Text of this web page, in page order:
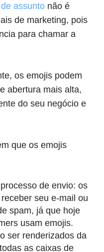
assunto não é
de marketing, pois
para chamar a
os emojis podem
abertura mais alta,
do seu negócio e
que os emojis
de envio: os
seu e-mail ou
spam, já que hoje
usam emojis.
ser renderizados da
as caixas de